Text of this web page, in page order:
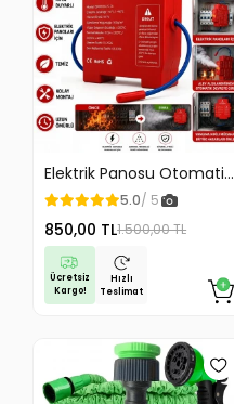
Elektrik Panosu Otomatik
Yangın Söndürücü Isıya
Duyarlı Sigorta Kutusu
Yangın Söndürme Cihazı
5.0/ 5
850,00 TL1.500,00 TL
Ücretsiz
Kargo!
Hızlı
Teslimat